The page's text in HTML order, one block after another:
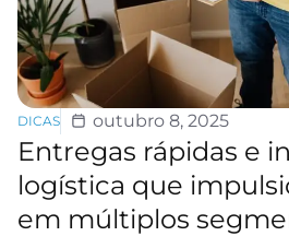
DICAS outubro 8, 2025
Entregas rápidas e
logística que
em múltiplos